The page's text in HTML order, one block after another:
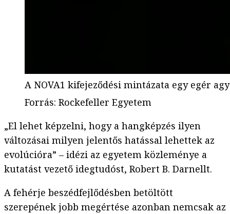
A NOVA1 kifejeződési mintázata egy egér
Forrás: Rockefeller Egyetem
„El lehet képzelni, hogy a hangképzés ilyen
változásai milyen jelentős hatással lehettek az
evolúcióra” – idézi az egyetem közleménye a
kutatást vezető idegtudóst, Robert B. Darnellt.
A fehérje beszédfejlődésben betöltött
szerepének jobb megértése azonban nemcsak az